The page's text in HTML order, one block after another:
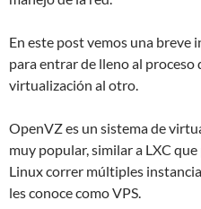
En este post vemos una
para entrar de lleno al proceso
virtualización al otro.
OpenVZ es un sistema de
muy popular, similar a LXC
Linux correr múltiples
les conoce como VPS.